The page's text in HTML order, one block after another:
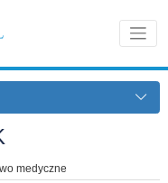
medyczne